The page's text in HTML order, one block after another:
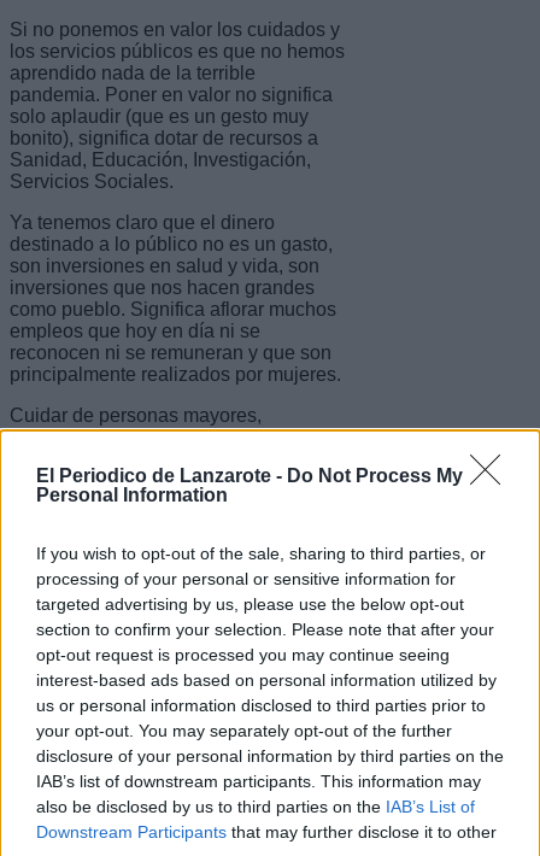
El Periodico de Lanzarote - Do Not Process My
Personal Information
If you wish to opt-out of the sale, sharing to third parties, or
processing of your personal or sensitive information for
targeted advertising by us, please use the below opt-out
section to confirm your selection. Please note that after your
opt-out request is processed you may continue seeing
interest-based ads based on personal information utilized by
us or personal information disclosed to third parties prior to
your opt-out. You may separately opt-out of the further
disclosure of your personal information by third parties on the
IAB’s list of downstream participants. This information may
also be disclosed by us to third parties on the IAB’s List of
Downstream Participants that may further disclose it to other
Si no ponemos en valor los cuidados y
los servicios públicos es que no hemos
aprendido nada de la terrible
pandemia. Poner en valor no significa
solo aplaudir (que es un gesto muy
bonito), significa dotar de recursos a
Sanidad, Educación, Investigación,
Servicios Sociales.
Ya tenemos claro que el dinero
destinado a lo público no es un gasto,
son inversiones en salud y vida, son
inversiones que nos hacen grandes
como pueblo. Significa aflorar muchos
empleos que hoy en día ni se
reconocen ni se remuneran y que son
principalmente realizados por mujeres.
Cuidar de personas mayores,
dependientes o de las chinijas de la
hora de que sea también un empleo.
Con dignidad y con derechos,
¿Qué mejor momento que ahora para
rehabilitar y modernizar la planta
hotelera? Para hacerlos más eficientes
energéticamente, adaptarlos a las
renovables y mejorar la calidad del
destino turístico. Para adaptarnos a un
turismo cada vez más especializado,
para distribuir la riqueza producida
generando empleo en nuestra tierra.
Con el aumento del desempleo en el
sector de la construcción seguro que
hay miles de profesionales que están
pensando exactamente lo mismo.